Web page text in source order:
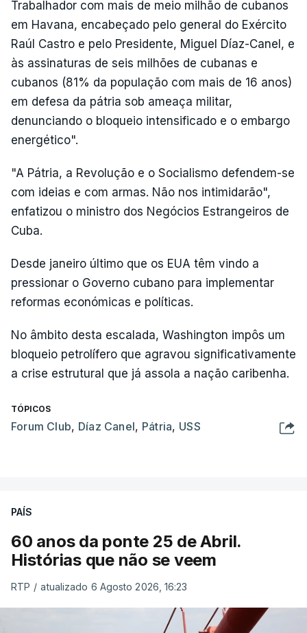
Trabalhador com mais de meio milhão de cubanos
em Havana, encabeçado pelo general do Exército
Raúl Castro e pelo Presidente, Miguel Díaz-Canel, e
às assinaturas de seis milhões de cubanas e
cubanos (81% da população com mais de 16 anos)
em defesa da pátria sob ameaça militar,
denunciando o bloqueio intensificado e o embargo
energético".
"A Pátria, a Revolução e o Socialismo defendem-se
com ideias e com armas. Não nos intimidarão",
enfatizou o ministro dos Negócios Estrangeiros de
Cuba.
Desde janeiro último que os EUA têm vindo a
pressionar o Governo cubano para implementar
reformas económicas e políticas.
No âmbito desta escalada, Washington impôs um
bloqueio petrolífero que agravou significativamente
a crise estrutural que já assola a nação caribenha.
TÓPICOS
Forum Club, Díaz Canel, Pátria, USS
PAÍS
60 anos da ponte 25 de Abril.
Histórias que não se veem
RTP / atualizado 6 Agosto 2026, 16:23